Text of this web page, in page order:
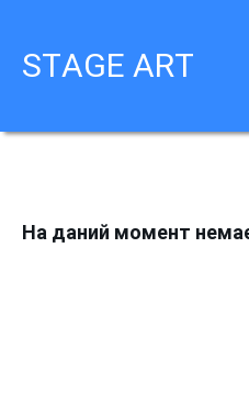
STAGE ART
На даний момент